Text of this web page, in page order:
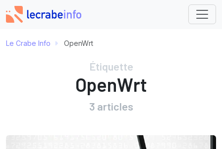
Le Crabe Info OpenWrt
Étiquette
OpenWrt
3 articles